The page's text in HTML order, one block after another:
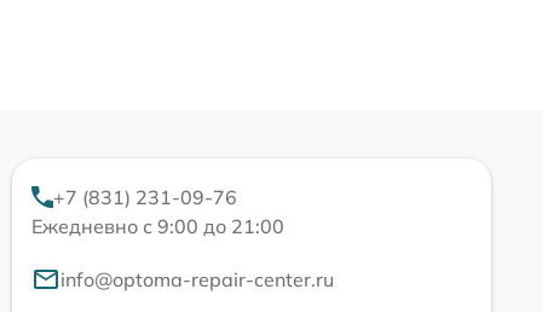
+7 (831) 231-09-76
Ежедневно с 9:00 до 21:00
info@optoma-repair-center.ru